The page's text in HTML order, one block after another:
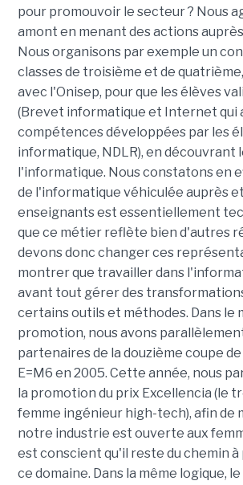
pour promouvoir le secteur ? Nous
amont en menant des actions
Nous organisons par exemple un
classes de troisième et de
avec l'Onisep, pour que les élèves
(Brevet informatique et Internet qui
compétences développées par les
informatique, NDLR), en découvrant
l'informatique. Nous constatons en
de l'informatique véhiculée auprès
enseignants est essentiellement
que ce métier reflète bien d'autres
devons donc changer ces
montrer que travailler dans
avant tout gérer des
certains outils et méthodes. Dans le
promotion, nous avons
partenaires de la douzième coupe
E=M6 en 2005. Cette année, nous
la promotion du prix Excellencia (le
femme ingénieur high-tech), afin de
notre industrie est ouverte aux
est conscient qu'il reste du chemin
ce domaine. Dans la même logique,